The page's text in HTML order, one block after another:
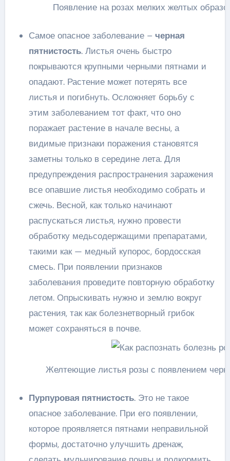
Появление на розах мелких желтых
Самое опасное заболевание – черная
пятнистость. Листья очень быстро
покрываются крупными черными пятнами и
опадают. Растение может потерять все
листья и погибнуть. Осложняет борьбу с
этим заболеванием тот факт, что оно
поражает растение в начале весны, а
видимые признаки поражения становятся
заметны только в середине лета. Для
предупреждения распространения заражения
все опавшие листья необходимо собрать и
сжечь. Весной, как только начинают
распускаться листья, нужно провести
обработку медьсодержащими препаратами,
такими как — медный купорос, бордосская
смесь. При появлении признаков
заболевания проведите повторную обработку
летом. Опрыскивать нужно и землю вокруг
растения, так как болезнетворный грибок
может сохраняться в почве.
Желтеющие листья розы с появлением
Пурпуровая пятнистость. Это не такое
опасное заболевание. При его появлении,
которое проявляется пятнами неправильной
формы, достаточно улучшить дренаж,